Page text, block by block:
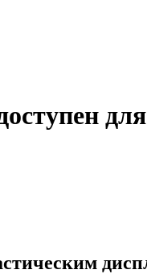
для